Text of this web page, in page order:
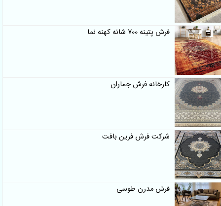
فرش پتینه 700 شانه کهنه نما
کارخانه فرش جماران
شرکت فرش فرین بافت
فرش مدرن طوسی